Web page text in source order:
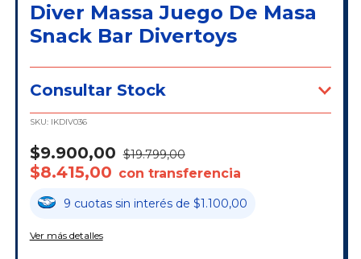
Diver Massa Juego De Masa
Snack Bar Divertoys
Consultar Stock
SKU: IKDIV036
$9.900,00 $19.799,00
$8.415,00 con transferencia
9 cuotas sin interés de $1.100,00
Ver más detalles